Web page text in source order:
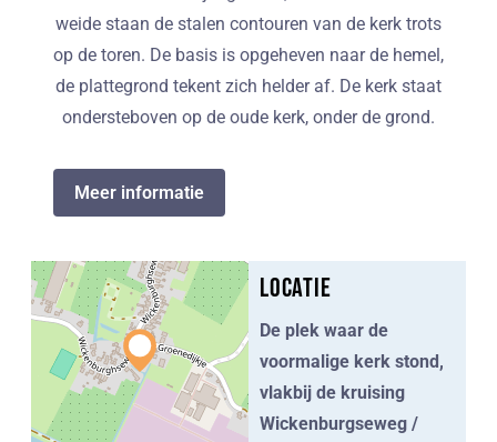
weide staan de stalen contouren van de kerk trots
op de toren. De basis is opgeheven naar de hemel,
de plattegrond tekent zich helder af. De kerk staat
ondersteboven op de oude kerk, onder de grond.
Meer informatie
Locatie
De plek waar de
voormalige kerk stond,
vlakbij de kruising
Wickenburgseweg /